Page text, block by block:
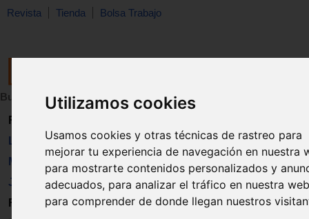
Utilizamos cookies
Usamos cookies y otras técnicas de rastreo para
mejorar tu experiencia de navegación en nuestra
para mostrarte contenidos personalizados y
adecuados, para analizar el tráfico en nuestra
para comprender de donde llegan nuestros
Revista Tienda Bolsa Trabajo
Buscar:
Revista
Libros
Material
Juguetes
Formación